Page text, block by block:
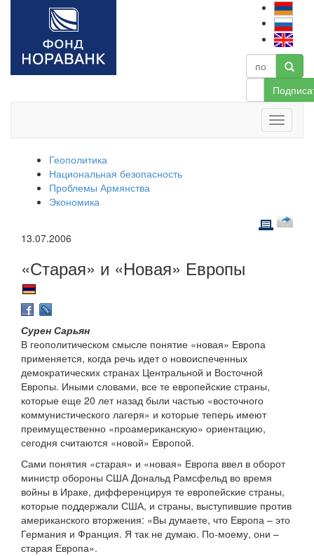
Геополитика
Национальная безопасность
Проблемы Армянства
Экономика
13.07.2006
«Старая» и «Новая» Европы
Сурен Сарьян
В геополитическом смысле понятие «новая» Европа
применяется, когда речь идет о новоиспеченных
демократических странах Центральной и Восточной
Европы. Иными словами, все те европейские страны,
которые еще 20 лет назад были частью «восточного
коммунистического лагеря» и которые теперь имеют
преимущественно «проамериканскую» ориентацию,
сегодня считаются «новой» Европой.
Сами понятия «старая» и «новая» Европа ввел в оборот
министр обороны США Дональд Рамсфельд во время
войны в Ираке, дифференцируя те европейские страны,
которые поддержали США, и страны, выступившие против
американского вторжения: «Вы думаете, что Европа – это
Германия и Франция. Я так не думаю. По-моему, они –
старая Европа».